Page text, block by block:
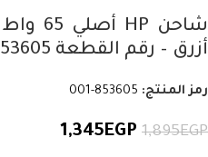
أزرق – رقم القطعة 853605‑001
رمز المنتج: 853605-001
1,895EGP
1,345EGP